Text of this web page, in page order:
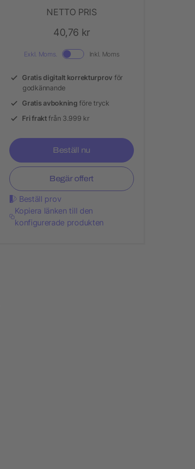
NETTO PRIS
40,76 kr
Exkl. Moms. Inkl. Moms
Gratis digitalt korrekturprov för
godkännande
Gratis avbokning före tryck
Fri fraktfrån 3.999 kr
Beställ nu
Begär offert
Beställ prov
Kopiera länken till den
konfigurerade produkten